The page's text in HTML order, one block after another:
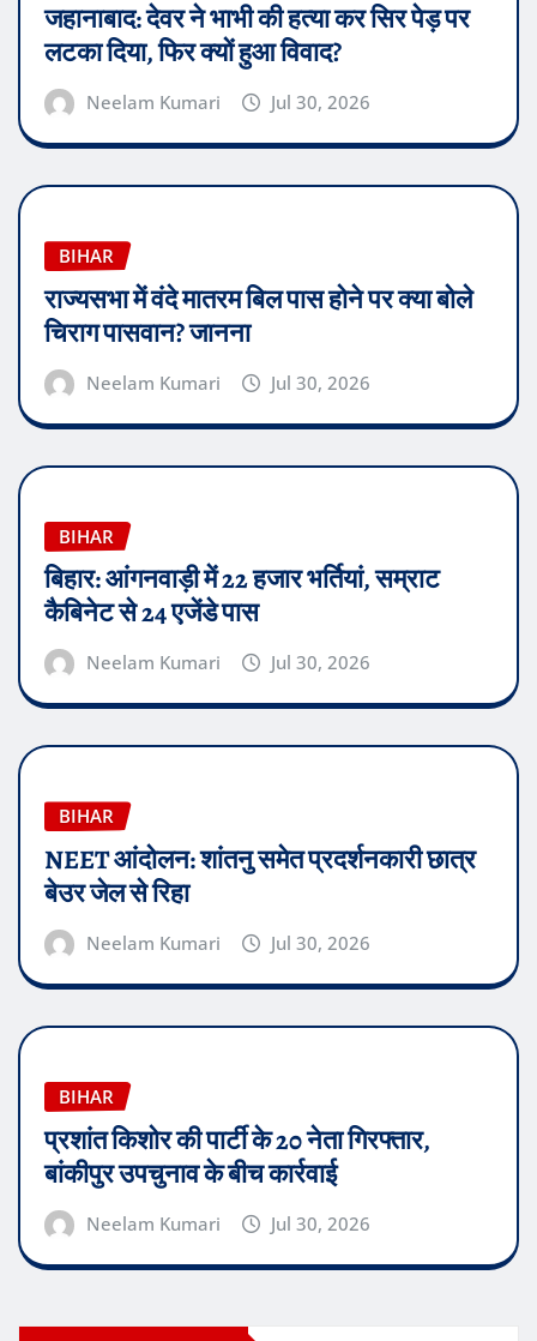
जहानाबाद: देवर ने भाभी की हत्या कर सिर पेड़ पर
लटका दिया, फिर क्यों हुआ विवाद?
Neelam Kumari Jul 30, 2026
BIHAR
राज्यसभा में वंदे मातरम बिल पास होने पर क्या बोले
चिराग पासवान? जानना
Neelam Kumari Jul 30, 2026
BIHAR
बिहार: आंगनवाड़ी में 22 हजार भर्तियां, सम्राट
कैबिनेट से 24 एजेंडे पास
Neelam Kumari Jul 30, 2026
BIHAR
NEET आंदोलन: शांतनु समेत प्रदर्शनकारी छात्र
बेउर जेल से रिहा
Neelam Kumari Jul 30, 2026
BIHAR
प्रशांत किशोर की पार्टी के 20 नेता गिरफ्तार,
बांकीपुर उपचुनाव के बीच कार्रवाई
Neelam Kumari Jul 30, 2026